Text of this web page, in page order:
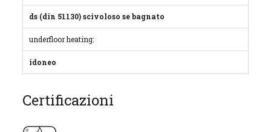
ds (din 51130) scivoloso se bagnato
underfloor heating:
idoneo
Certificazioni